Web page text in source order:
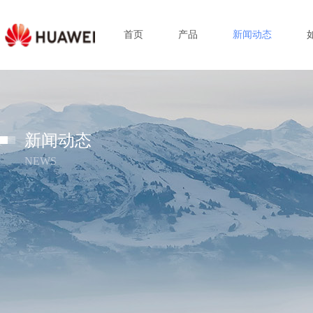
首页 产品 新闻动态
新闻动态
NEWS